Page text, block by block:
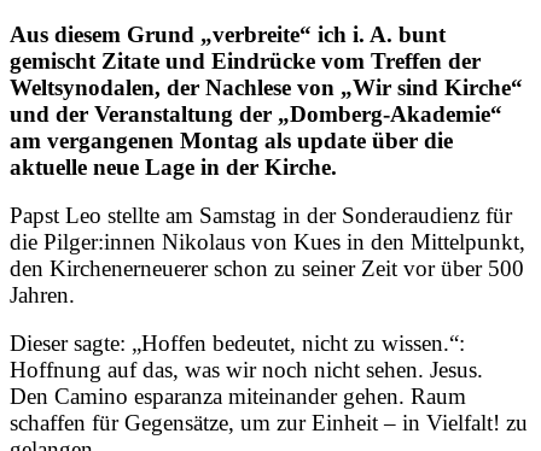
Aus diesem Grund „verbreite“ ich i. A. bunt
gemischt Zitate und Eindrücke vom Treffen der
Weltsynodalen, der Nachlese von „Wir sind Kirche“
und der Veranstaltung der „Domberg-Akademie“
am vergangenen Montag als update über die
aktuelle neue Lage in der Kirche.
Papst Leo stellte am Samstag in der Sonderaudienz für
die Pilger:innen Nikolaus von Kues in den Mittelpunkt,
den Kirchenerneuerer schon zu seiner Zeit vor über 500
Jahren.
Dieser sagte: „Hoffen bedeutet, nicht zu wissen.“:
Hoffnung auf das, was wir noch nicht sehen. Jesus.
Den Camino esparanza miteinander gehen. Raum
schaffen für Gegensätze, um zur Einheit – in Vielfalt! zu